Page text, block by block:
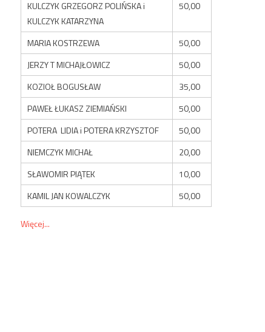
KULCZYK GRZEGORZ POLIŃSKA i
KULCZYK KATARZYNA
50,00
MARIA KOSTRZEWA
50,00
JERZY T MICHAJŁOWICZ
50,00
KOZIOŁ BOGUSŁAW
35,00
PAWEŁ ŁUKASZ ZIEMIAŃSKI
50,00
POTERA LIDIA i POTERA KRZYSZTOF
50,00
NIEMCZYK MICHAŁ
20,00
SŁAWOMIR PIĄTEK
10,00
KAMIL JAN KOWALCZYK
50,00
Więcej...